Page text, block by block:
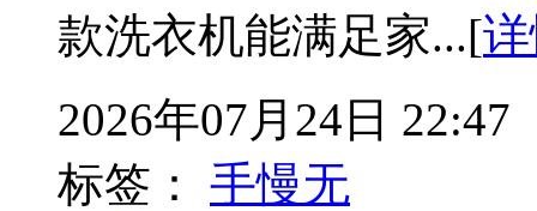
款洗衣机能满足家...[
2026年07月24日 22:47
标签：
手慢无